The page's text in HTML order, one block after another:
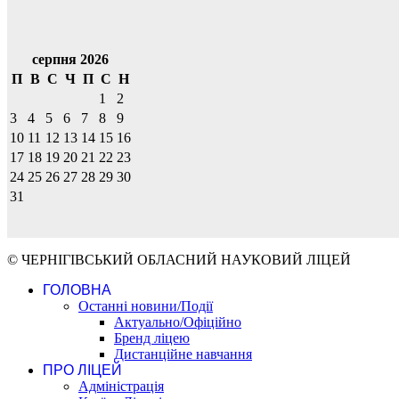
серпня 2026
П В С Ч П С Н
1
2
3
4 5 6 7 8
9
10 11 12 13 14 15 16
17 18 19 20 21 22 23
24 25 26 27 28 29 30
31
© ЧЕРНІГІВСЬКИЙ ОБЛАСНИЙ НАУКОВИЙ ЛІЦЕЙ
ГОЛОВНА
Останні новини/Події
Актуально/Офіційно
Бренд ліцею
Дистанційне навчання
ПРО ЛІЦЕЙ
Адміністрація